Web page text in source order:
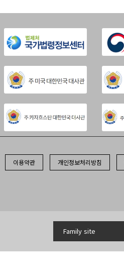
이용약관 개인정보처리방침
Family site